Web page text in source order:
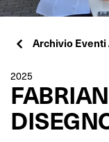
Archivio Eventi
2025